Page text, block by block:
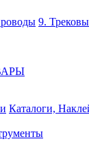
9.
Каталоги,